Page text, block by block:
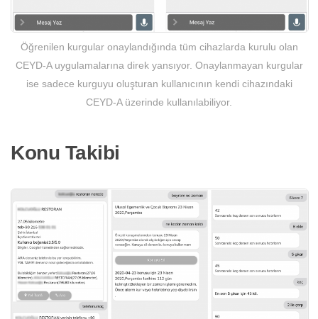
Öğrenilen kurgular onaylandığında tüm cihazlarda kurulu olan
CEYD-A uygulamalarına direk yansıyor. Onaylanmayan kurgular
ise sadece kurguyu oluşturan kullanıcının kendi cihazındaki
CEYD-A üzerinde kullanılabiliyor.
Konu Takibi